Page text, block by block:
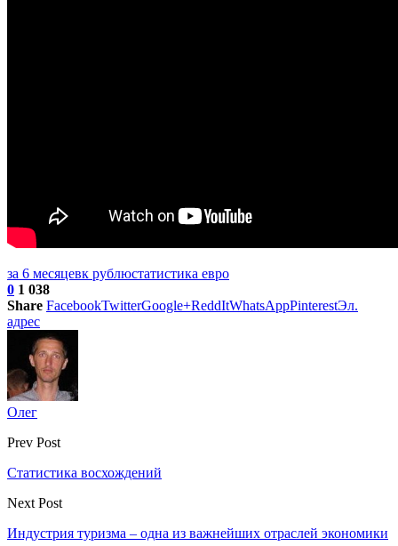
за 6 месяцевк рублюстатистика евро
0 1 038
Share FacebookTwitterGoogle+ReddItWhatsAppPinterestЭл.
адрес
Олег
Prev Post
Статистика восхождений
Next Post
Индустрия туризма – одна из важнейших отраслей экономики